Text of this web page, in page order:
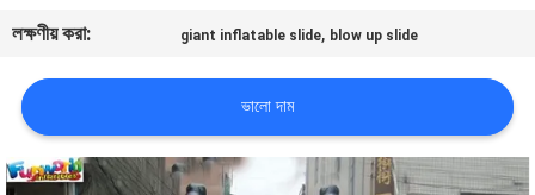
PRIVACY
POLICY
লক্ষণীয় করা:
giant inflatable slide, blow up slide
ভালো দাম